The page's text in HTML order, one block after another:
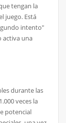
tengan la
juego. Está
intento"
activa una
durante las
veces la
potencial